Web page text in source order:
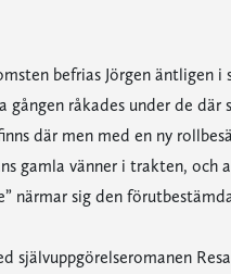
befrias Jörgen äntligen
råkades under de
där men med en ny
gamla vänner i trakten, och
närmar sig den
självuppgörelseromanen